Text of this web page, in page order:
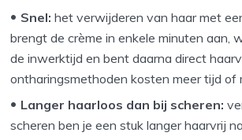
Snel:het verwijderen van haar met
brengt de crème in enkele minuten aan,
de inwerktijd en bent daarna direct
ontharingsmethoden kosten meer tijd of
Langer haarloos dan bij scheren:
scheren ben je een stuk langer haarvrij